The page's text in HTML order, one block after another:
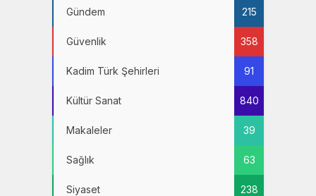
Gündem 215
Güvenlik 358
Kadim Türk Şehirleri 91
Kültür Sanat 840
Makaleler 39
Sağlık 63
Siyaset 238